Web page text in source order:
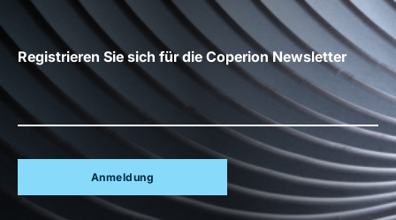
Registrieren Sie sich für die Coperion Newsletter
Anmeldung